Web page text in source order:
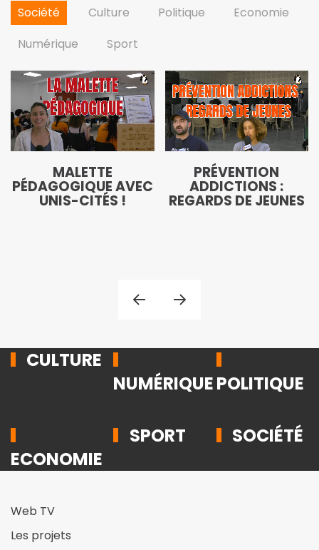
Société Culture Politique
Economie
Numérique
Sport
MALETTE
PÉDAGOGIQUE AVEC
UNIS-CITÉS !
PRÉVENTION
ADDICTIONS :
REGARDS DE JEUNES
CULTURE
NUMÉRIQUEPOLITIQUE
ECONOMIE
SPORT SOCIÉTÉ
Web TV
Les projets